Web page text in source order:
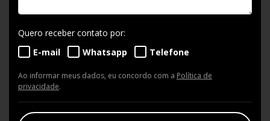
Quero receber contato por:
E-mail
Whatsapp Telefone
Ao informar meus dados, eu concordo com a Política de
privacidade.